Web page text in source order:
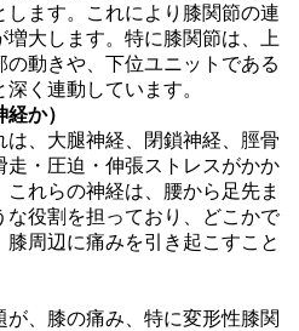
します。これにより膝関節の連
大します。特に膝関節は、上
動きや、下位ユニットである
く連動しています。
か）
は、大腿神経、閉鎖神経、脛骨
走・圧迫・伸張ストレスがかか
これらの神経は、腰から足先ま
な役割を担っており、どこかで
膝周辺に痛みを引き起こすこと
が、膝の痛み、特に変形性膝関